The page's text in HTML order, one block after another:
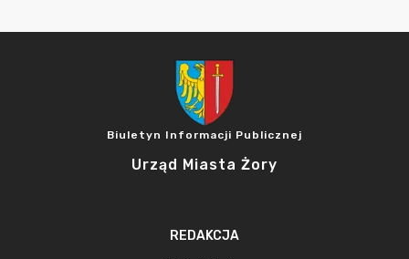
Biuletyn Informacji Publicznej
Urząd Miasta Żory
REDAKCJA